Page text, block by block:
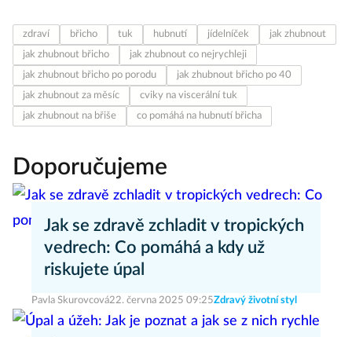
zdraví břicho tuk hubnutí jídelníček
jak zhubnout
jak zhubnout břicho
jak zhubnout co nejrychleji
jak zhubnout břicho po porodu
jak zhubnout břicho po 40
jak zhubnout za měsíc
cviky na viscerální tuk
jak zhubnout na břiše
co pomáhá na hubnutí břicha
Doporučujeme
Jak se zdravě zchladit v tropických
vedrech: Co pomáhá a kdy už
riskujete úpal
Pavla Skurovcová22. června 2025 09:25Zdravý životní styl